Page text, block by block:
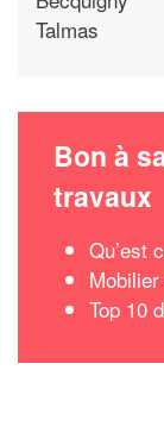
Talmas
Bon à
travaux
Qu’est
Top 10